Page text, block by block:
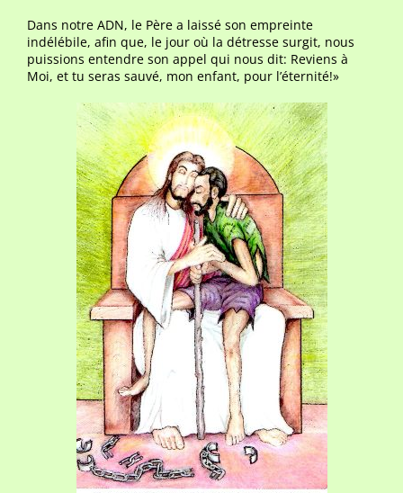
Dans notre ADN, le Père a laissé son empreinte
indélébile, afin que, le jour où la détresse surgit, nous
puissions entendre son appel qui nous dit: Reviens à
Moi, et tu seras sauvé, mon enfant, pour l’éternité!»